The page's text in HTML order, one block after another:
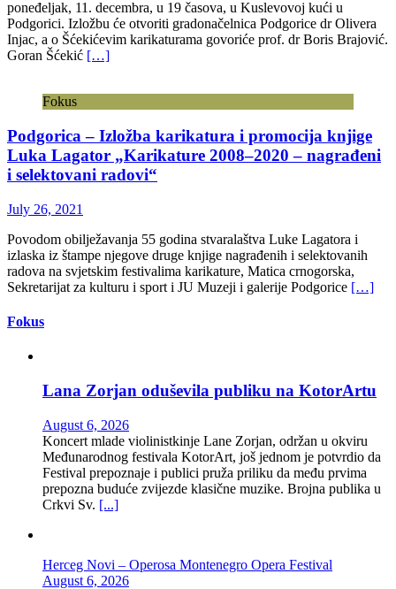
poneđeljak, 11. decembra, u 19 časova, u Kuslevovoj kući u
Podgorici. Izložbu će otvoriti gradonačelnica Podgorice dr Olivera
Injac, a o Šćekićevim karikaturama govoriće prof. dr Boris Brajović.
Goran Šćekić […]
Fokus
Podgorica – Izložba karikatura i promocija knjige
Luka Lagator „Karikature 2008–2020 – nagrađeni
i selektovani radovi“
July 26, 2021
Povodom obilježavanja 55 godina stvaralaštva Luke Lagatora i
izlaska iz štampe njegove druge knjige nagrađenih i selektovanih
radova na svjetskim festivalima karikature, Matica crnogorska,
Sekretarijat za kulturu i sport i JU Muzeji i galerije Podgorice […]
Fokus
Lana Zorjan oduševila publiku na KotorArtu
August 6, 2026
Koncert mlade violinistkinje Lane Zorjan, održan u okviru
Međunarodnog festivala KotorArt, još jednom je potvrdio da
Festival prepoznaje i publici pruža priliku da među prvima
prepozna buduće zvijezde klasične muzike. Brojna publika u
Crkvi Sv. [...]
Herceg Novi – Operosa Montenegro Opera Festival
August 6, 2026